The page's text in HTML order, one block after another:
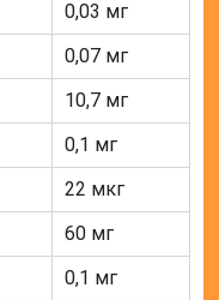
0,03 мг
0,07 мг
10,7 мг
0,1 мг
22 мкг
60 мг
0,1 мг